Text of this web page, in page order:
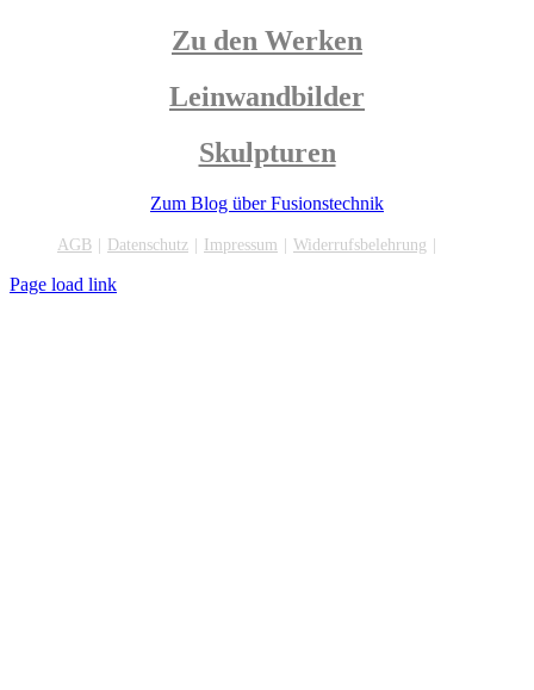
Zu den Werken
Leinwandbilder
Skulpturen
Zum Blog über Fusionstechnik
AGB Datenschutz Impressum Widerrufsbelehrung
Page load link